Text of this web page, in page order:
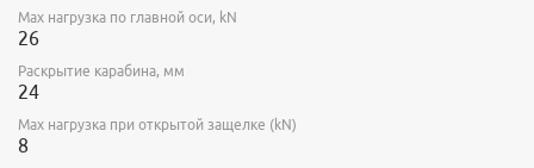
Max нагрузка по главной оси, kN
26
Раскрытие карабина, мм
24
Max нагрузка при открытой защелке (kN)
8